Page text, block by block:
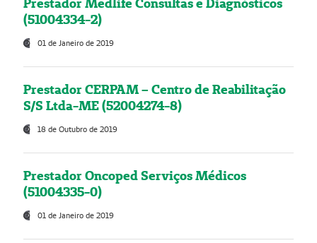
(51004334-2)
01 de Janeiro de 2019
Prestador CERPAM – Centro de Reabilitação
S/S Ltda-ME (52004274-8)
18 de Outubro de 2019
Prestador Oncoped Serviços Médicos
(51004335-0)
01 de Janeiro de 2019